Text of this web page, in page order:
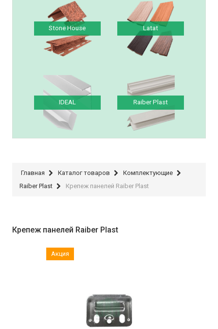
Stone House Latat
Главная Каталог товаров
Комплектующие
Raiber Plast
Крепеж панелей Raiber Plast
Крепеж панелей Raiber Plast